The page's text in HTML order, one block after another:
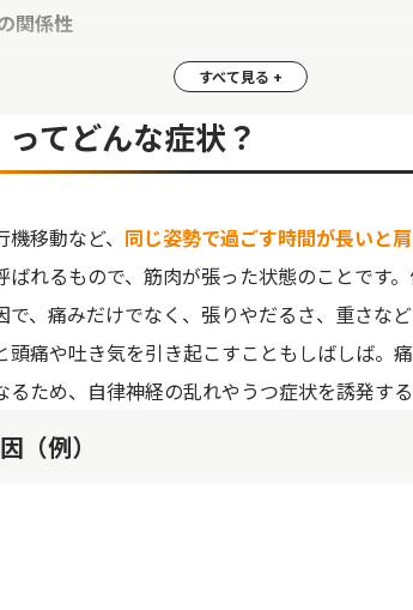
関係性
リンパ節
節
てみよう！
チ！こりやだるさを解消する、簡単セルフリ
ンパマッサージ＞
楽にしよう！
てどんな症状？
移動など、 同じ姿勢で過ごす時間が長いと
ばれるもので、筋肉が張った状態のことです
、痛みだけでなく、張りやだるさ、重さな
頭痛や吐き気を引き起こすこともしばしば。
ため、自律神経の乱れやうつ症状を誘発する
（例）